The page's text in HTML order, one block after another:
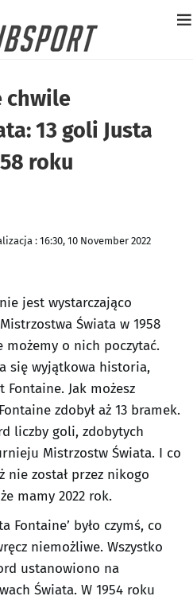
chwile
13 goli Justa
roku
: 16:30, 10 November 2022
jest wystarczająco
Świata w 1958
możemy o nich poczytać.
się wyjątkowa historia,
Fontaine. Jak możesz
zdobył aż 13 bramek.
liczby goli, zdobytych
Mistrzostw Świata. I co
nie został przez nikogo
mamy 2022 rok.
Fontaine’ było czymś, co
niemożliwe. Wszystko
ustanowiono na
Świata. W 1954 roku